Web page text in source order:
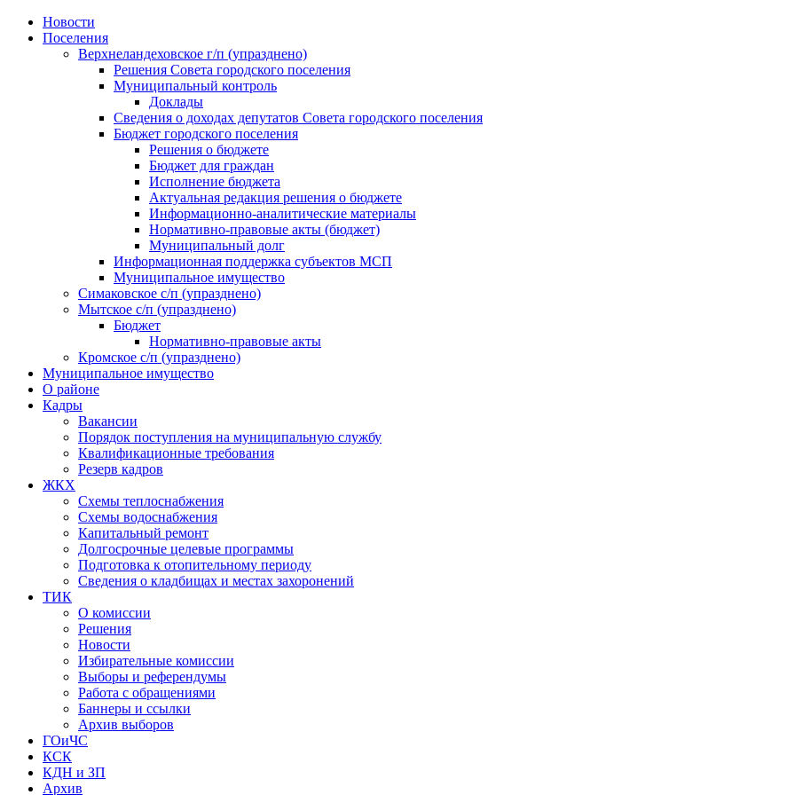
Skip
Новости
Поселения
Верхнеландеховское г/п (упразднено)
Решения Совета городского поселения
Муниципальный контроль
Доклады
Сведения о доходах депутатов Совета городского поселения
Бюджет городского поселения
Решения о бюджете
Бюджет для граждан
Исполнение бюджета
Актуальная редакция решения о бюджете
Информационно-аналитические материалы
Нормативно-правовые акты (бюджет)
Муниципальный долг
Информационная поддержка субъектов МСП
Муниципальное имущество
Симаковское с/п (упразднено)
Мытское с/п (упразднено)
Бюджет
Нормативно-правовые акты
Кромское с/п (упразднено)
Муниципальное имущество
О районе
Кадры
Вакансии
Порядок поступления на муниципальную службу
Квалификационные требования
Резерв кадров
ЖКХ
Схемы теплоснабжения
Схемы водоснабжения
Капитальный ремонт
Долгосрочные целевые программы
Подготовка к отопительному периоду
Сведения о кладбищах и местах захоронений
ТИК
О комиссии
Решения
Новости
Избирательные комиссии
Выборы и референдумы
Работа с обращениями
Баннеры и ссылки
Архив выборов
ГОиЧС
КСК
КДН и ЗП
Архив